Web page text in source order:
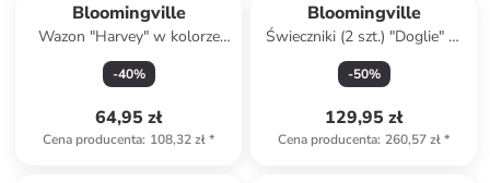
Bloomingville
Wazon "Harvey" w kolorze
jasnobrązowym - 15,5 x 23,5
x 8,5 cm
-40%
64,95 zł
Cena producenta: 108,32 zł*
Bloomingville
Świeczniki (2 szt.) "Doglie" w
kolorze biało-jasnoróżowym
-50%
129,95 zł
Cena producenta: 260,57 zł*